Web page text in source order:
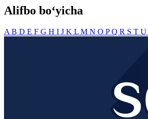
Alifbo bo‘yicha
A B D E F G H I J K L M N O PQ R S T U